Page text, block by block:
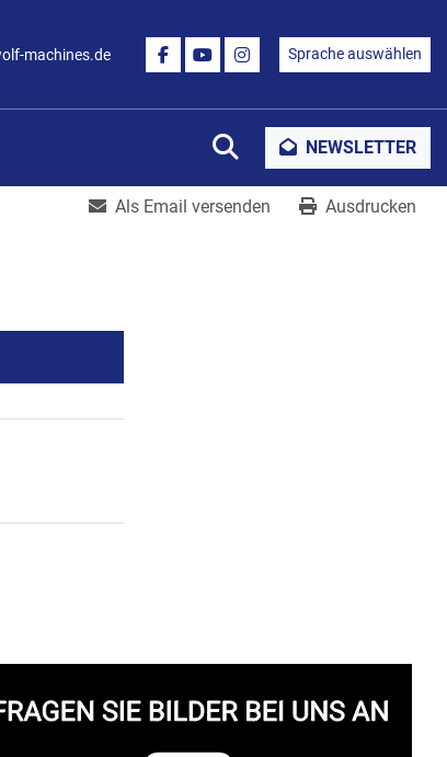
machines.de
FACEBOOK
YOUTUBEINSTAGRAM
Sprache auswählen
SucheNEWSLETTER
Als Email versenden Ausdrucken